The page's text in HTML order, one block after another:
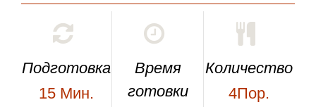
Подготовка
15 Мин.
Время
готовки
Количество
4Пор.